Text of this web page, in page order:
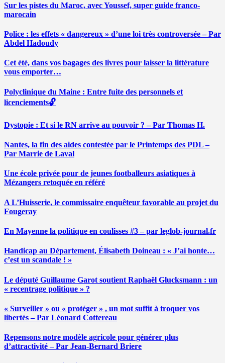
Sur les pistes du Maroc, avec Youssef, super guide franco-
marocain
Police : les effets « dangereux » d’une loi très controversée – Par
Abdel Hadoudy
Cet été, dans vos bagages des livres pour laisser la littérature
vous emporter…
Polyclinique du Maine : Entre fuite des personnels et
licenciements🔓
Dystopie : Et si le RN arrive au pouvoir ? – Par Thomas H.
Nantes, la fin des aides contestée par le Printemps des PDL –
Par Marrie de Laval
Une école privée pour de jeunes footballeurs asiatiques à
Mézangers retoquée en référé
A L’Huisserie, le commissaire enquêteur favorable au projet du
Fougeray
En Mayenne la politique en coulisses #3 – par leglob-journal.fr
Handicap au Département, Élisabeth Doineau : « J’ai honte…
c’est un scandale ! »
Le député Guillaume Garot soutient Raphaël Glucksmann : un
« recentrage politique » ?
« Surveiller » ou « protéger » , un mot suffit à troquer vos
libertés – Par Léonard Cottereau
Repensons notre modèle agricole pour générer plus
d’attractivité – Par Jean-Bernard Briere